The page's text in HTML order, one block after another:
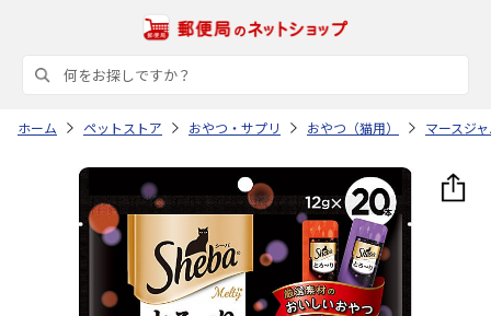
ホーム ペットストア おやつ・サプリ おやつ（猫用） マースジ